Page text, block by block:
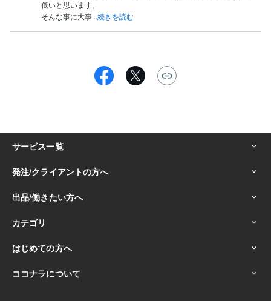
低いと思います。
そんな事に大事...続きを読む